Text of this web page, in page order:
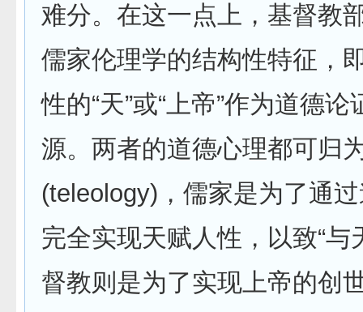
难分。在这一点上，基督教
儒家伦理学的结构性特征，
性的“天”或“上帝”作为道德
源。两者的道德心理都可归
(teleology)，儒家是为了通
完全实现天赋人性，以致“与
督教则是为了实现上帝的创